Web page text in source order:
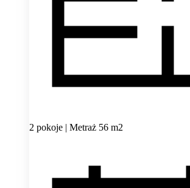
2 pokoje | Metraż 56 m2